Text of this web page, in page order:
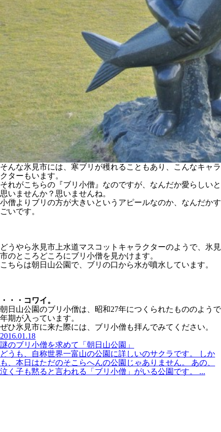
そんな氷見市には、寒ブリが穫れることもあり、こんなキャラ
クターもいます。
それがこちらの『ブリ小僧』なのですが、なんだか愛らしいと
思いませんか？思いませんね。
小僧よりブリの方が大きいというアピールなのか、なんだかす
ごいです。
どうやら氷見市上水道マスコットキャラクターのようで、氷見
市のところどころにブリ小僧を見かけます。
こちらは朝日山公園で、ブリの口から水が噴水しています。
・・・コワイ。
朝日山公園のブリ小僧は、昭和27年につくられたもののようで
年期が入っています。
ぜひ氷見市に来た際には、ブリ小僧も拝んでみてください。
2016.01.18
謎のブリ小僧を求めて「朝日山公園」
どうも、自称世界一富山の公園に詳しいのサクラです。 しか
も、本日はただのそこらへんの公園じゃありません。 あの、
泣く子も黙ると言われる「ブリ小僧」がいる公園です。 ...